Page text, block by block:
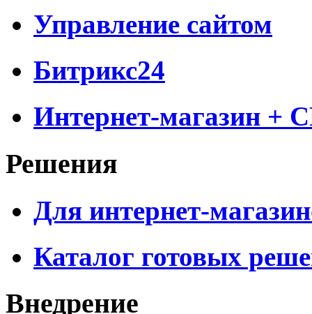
Управление сайтом
Битрикс24
Интернет-магазин +
Решения
Для интернет-
Каталог готовых
Внедрение